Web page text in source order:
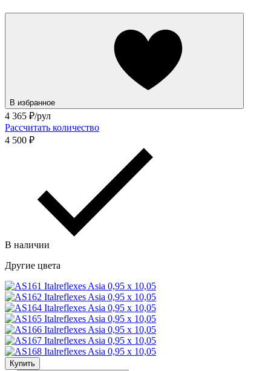
В избранное
4 365 ₽/рул
Рассчитать количество
4 500 ₽
В наличии
Другие цвета
Купить